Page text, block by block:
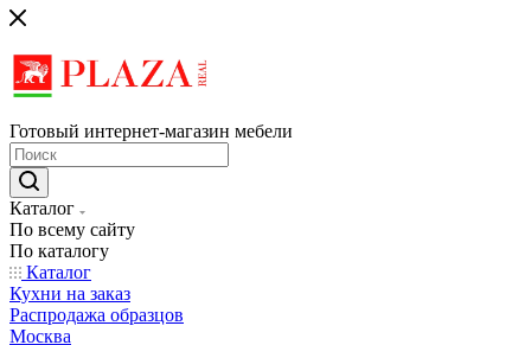
Готовый интернет-магазин мебели
Каталог
По всему сайту
По каталогу
Каталог
Кухни на заказ
Распродажа образцов
Москва